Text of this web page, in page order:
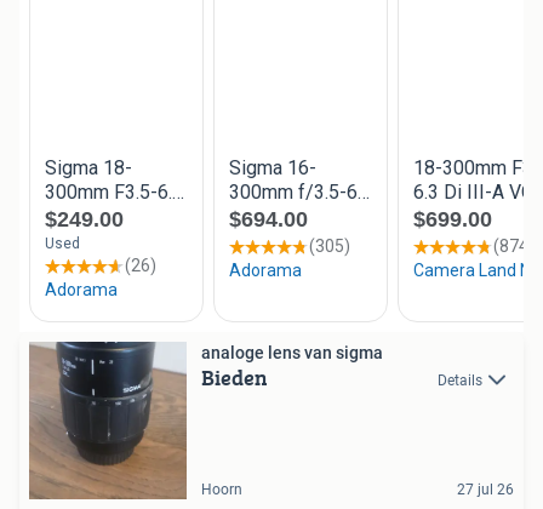
analoge lens van sigma
Bieden Details
Hoorn 27 jul 26